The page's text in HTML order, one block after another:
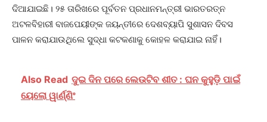
ଦିଆଯାଇଛି। ୨୫ ତାରିଖରେ ପୂର୍ବତନ ପ୍ରଧାନମନ୍ତ୍ରୀ ଭାରତରତ୍ନ
ଅଟଳବିହାରୀ ବାଜପେୟୀଙ୍କ ଜୟନ୍ତୀରେ ଦେଶବ୍ୟାପି ସୁଶାସନ ଦିବସ
ପାଳନ କରାଯାଉଥିଲେ ସୁଦ୍ଧା କଟକଣାକୁ କୋହଳ କରାଯାଇ ନାହିଁ।
Also Read ଦୁଇ ଦିନ ପରେ ଲେଉଟିବ ଶୀତ : ଘନ କୁହୁଡ଼ି ପାଇଁ
ୟେଲୋ ୱାର୍ଣ୍ଣିଂ